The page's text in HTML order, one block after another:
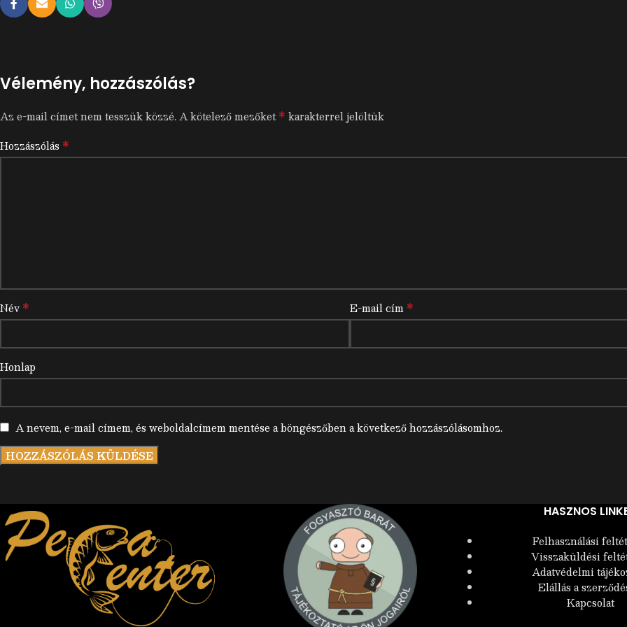
Vélemény, hozzászólás?
Az e-mail címet nem tesszük közzé.A kötelező mezőket* karakterrel jelöltük
Hozzászólás *
Név * E-mail cím *
Honlap
A nevem, e-mail címem, és weboldalcímem mentése a böngészőben a következő hozzászólásomhoz.
HASZNOS
Felhasználási
Visszaküldési
Adatvédelmi
Elállás a
Kapcsolat